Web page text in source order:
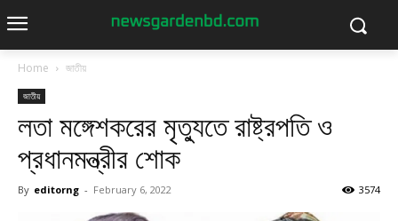
Home জাতীয়
জাতীয়
লতা মঙ্গেশকরের মৃত্যুতে রাষ্ট্রপতি ও
প্রধানমন্ত্রীর শোক
By editorng - February 6, 2022 3574